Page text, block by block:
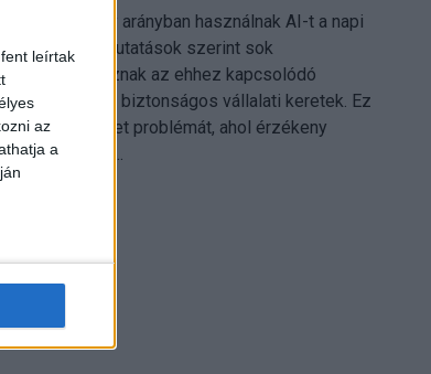
leírtak
az
a
nagy arányban használnak AI-t a napi
ám friss kutatások szerint sok
hiányoznak az ehhez kapcsolódó
irányelvek és biztonságos vállalati keretek. Ez
ott jelenthet problémát, ahol érzékeny